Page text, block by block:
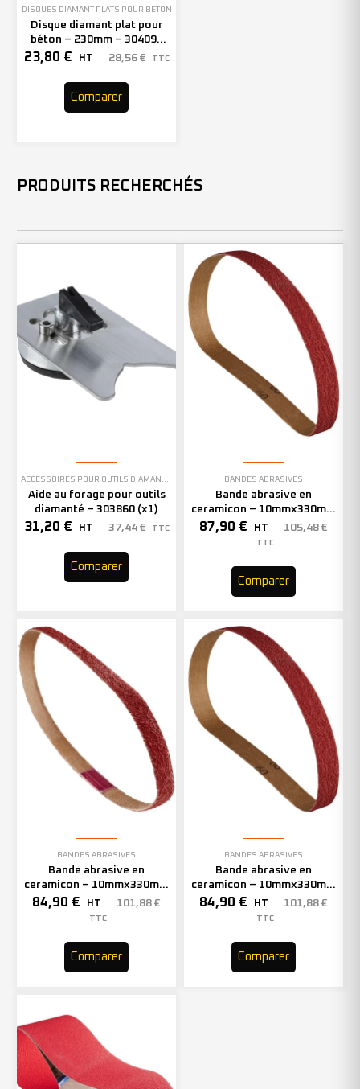
DISQUES DIAMANT PLATS POUR BÉTON
Disque diamant plat pour
béton – 230mm – 304095
(x1)
23,80 € HT 28,56 € TTC
Comparer
PRODUITS RECHERCHÉS
ACCESSOIRES POUR OUTILS DIAMANTÉS
Aide au forage pour outils
diamanté – 303860 (x1)
31,20 € HT 37,44 € TTC
Comparer
BANDES ABRASIVES
Bande abrasive en
ceramicon – 10mmx330mm
– Grain 40 – 333001 (x50)
87,90 € HT 105,48 €
TTC
Comparer
BANDES ABRASIVES
Bande abrasive en
ceramicon – 10mmx330mm
– Grain 60 – 333002 (x50)
84,90 € HT 101,88 €
TTC
Comparer
BANDES ABRASIVES
Bande abrasive en
ceramicon – 10mmx330mm
– Grain 80 – 333003 (x50)
84,90 € HT 101,88 €
TTC
Comparer